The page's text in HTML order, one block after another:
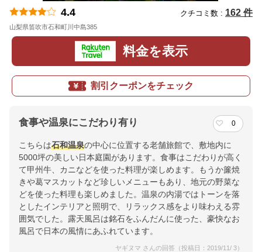
4.4 クチコミ数 : 162 件
山梨県笛吹市石和町川中島385
料金を表示
割引クーポンをチェック
食事や温泉にこだわり有り 0
こちらは石和温泉の中心に位置する老舗旅館で、敷地内に
5000坪の美しい日本庭園があります。食事はこだわりが高く
て甲州牛、カニなどを使った料理が楽しめます。もうか簾焼
きや葛マスカットなど珍しいメニューもあり、地元の野菜な
どを使った料理も楽しめました。温泉の内湯ではトーンを落
としたインテリアと照明で、リラックス感をより味わえる雰
囲気でした。露天風呂は銘石をふんだんに使った、豪快なお
風呂で日本の風情にあふれています。
ヤギヌマ さんの回答（投稿日：2019/11/ 3）